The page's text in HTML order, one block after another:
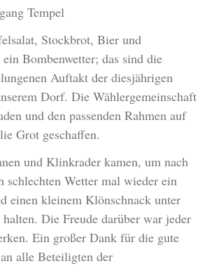
Tempel
Stockbrot, Bier und
Bombenwetter; das sind die
Auftakt der diesjährigen
Dorf. Die Wählergemeinschaft
und den passenden Rahmen auf
Grot geschaffen.
und Klinkrader kamen, um nach
schlechten Wetter mal wieder ein
einen kleinem Klönschnack unter
Die Freude darüber war jeder
Ein großer Dank für die gute
alle Beteiligten der